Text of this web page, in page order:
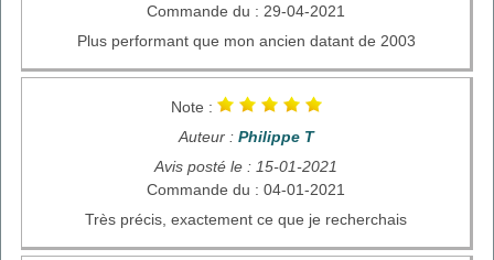
Commande du : 29-04-2021
Plus performant que mon ancien datant de 2003
Note :
Auteur : Philippe T
Avis posté le : 15-01-2021
Commande du : 04-01-2021
Très précis, exactement ce que je recherchais